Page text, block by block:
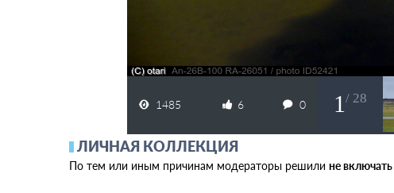
1485 6 0 1 / 28
ЛИЧНАЯ КОЛЛЕКЦИЯ
По тем или иным причинам модераторы решили не включать